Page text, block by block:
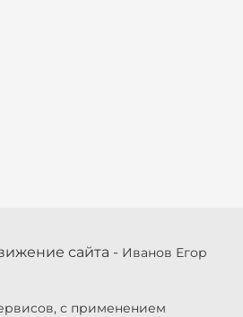
сайта - Иванов Егор
с применением